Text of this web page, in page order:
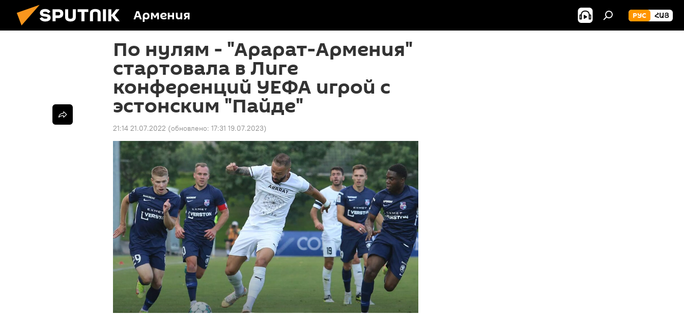
Армения РУС ՀԱՅ
По нулям - "Арарат-Армения"
стартовала в Лиге
конференций УЕФА игрой с
эстонским "Пайде"
21:14 21.07.2022 (обновлено: 17:31 19.07.2023)